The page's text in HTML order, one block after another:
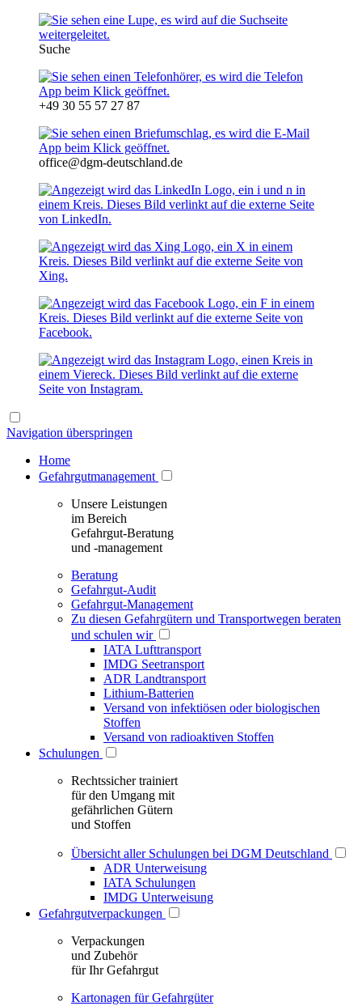
Suche
+49 30 55 57 27 87
office@dgm-deutschland.de
Navigation überspringen
Home
Gefahrgutmanagement
Unsere Leistungen
im Bereich
Gefahrgut-Beratung
und -management
Beratung
Gefahrgut-Audit
Gefahrgut-Management
Zu diesen Gefahrgütern und Transportwegen beraten
und schulen wir
IATA Lufttransport
IMDG Seetransport
ADR Landtransport
Lithium-Batterien
Versand von infektiösen oder biologischen
Stoffen
Versand von radioaktiven Stoffen
Schulungen
Rechtssicher trainiert
für den Umgang mit
gefährlichen Gütern
und Stoffen
Übersicht aller Schulungen bei DGM Deutschland
ADR Unterweisung
IATA Schulungen
IMDG Unterweisung
Gefahrgutverpackungen
Verpackungen
und Zubehör
für Ihr Gefahrgut
Kartonagen für Gefahrgüter